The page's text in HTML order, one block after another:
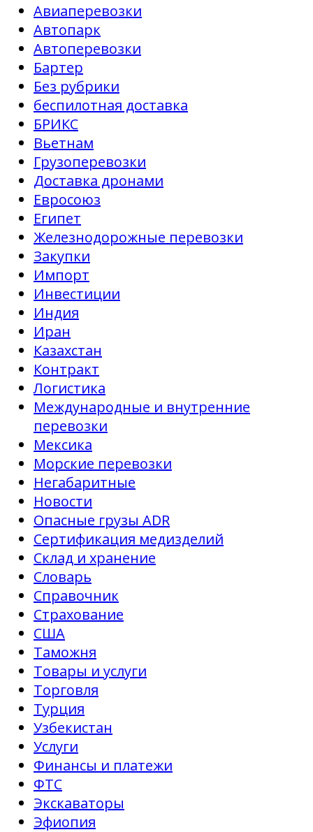
Авиаперевозки
Автопарк
Автоперевозки
Бартер
Без рубрики
беспилотная доставка
БРИКС
Вьетнам
Грузоперевозки
Доставка дронами
Евросоюз
Египет
Железнодорожные перевозки
Закупки
Импорт
Инвестиции
Индия
Иран
Казахстан
Контракт
Логистика
Международные и внутренние
перевозки
Мексика
Морские перевозки
Негабаритные
Новости
Опасные грузы ADR
Сертификация медизделий
Склад и хранение
Словарь
Справочник
Страхование
США
Таможня
Товары и услуги
Торговля
Турция
Узбекистан
Услуги
Финансы и платежи
ФТС
Экскаваторы
Эфиопия